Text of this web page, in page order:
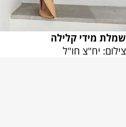
שמלת מידי קלילה
צילום: יח"צ חו"ל